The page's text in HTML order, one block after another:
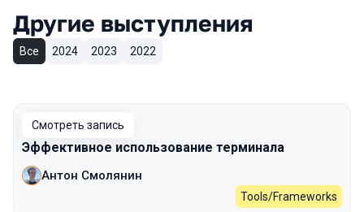
Другие выступления
Все 2024 2023 2022
Смотреть запись
Эффективное использование терминала
Антон Смолянин
Tools/Frameworks